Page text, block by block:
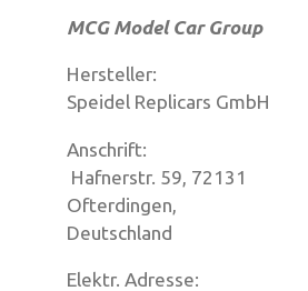
MCG Model Car Group
Hersteller:
Speidel Replicars GmbH
Anschrift:
Hafnerstr. 59, 72131
Ofterdingen,
Deutschland
Elektr. Adresse: